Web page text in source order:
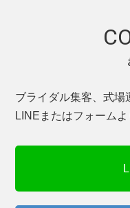
ブライダル集客、式場
LINEまたはフォーム